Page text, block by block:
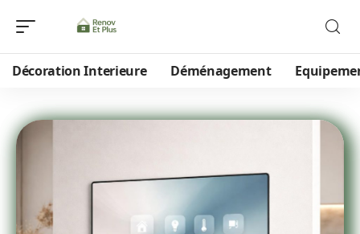
Décoration Interieure Déménagement